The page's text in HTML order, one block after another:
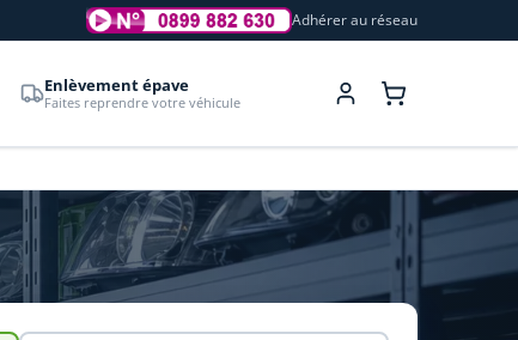
Adhérer au réseau
Enlèvement épave
Faites reprendre votre véhicule